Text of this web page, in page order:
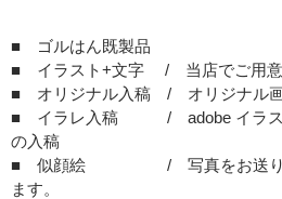
■ ゴルはん既製品
■ イラスト+文字 / 当店でご用意
■ オリジナル入稿 / オリジナル
■ イラレ入稿 / adobe イラスト
の入稿
■ 似顔絵 / 写真をお送りいた
ます。